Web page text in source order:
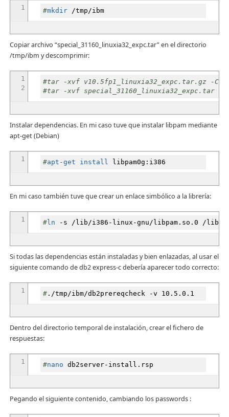
1 #mkdir /tmp/ibm
Copiar archivo “special_31160_linuxia32_expc.tar” en el directorio
/tmp/ibm y descomprimir:
1
2
#tar -xvf v10.5fp1_linuxia32_expc.tar.gz -C /
#tar -xvf special_31160_linuxia32_expc.tar -
Instalar dependencias. En mi caso tuve que instalar libpam mediante
apt-get (Debian)
1 #apt-get install libpam0g:i386
En mi caso también tuve que crear un enlace simbólico a la librería:
1 #ln -s / lib /i386-linux-gnu / libpam.so.0 / lib
Si todas las dependencias están instaladas y bien enlazadas, al usar el
siguiente comando de db2 express-c debería aparecer todo correcto:
1 #. /tmp /ibm/db2prereqcheck -v 10.5.0.1
Dentro del directorio temporal de instalación, crear el fichero de
respuestas:
1 #nano db2server-install.rsp
Pegando el siguiente contenido, cambiando los passwords :